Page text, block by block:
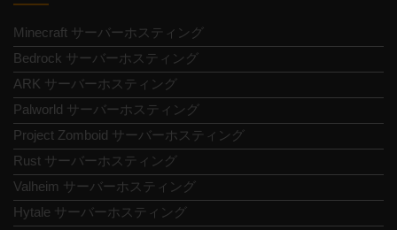
Minecraft サーバーホスティング
Bedrock サーバーホスティング
ARK サーバーホスティング
Palworld サーバーホスティング
Project Zomboid サーバーホスティング
Rust サーバーホスティング
Valheim サーバーホスティング
Hytale サーバーホスティング